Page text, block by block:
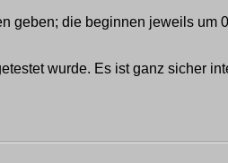
geben; die beginnen jeweils
wurde. Es ist ganz sicher